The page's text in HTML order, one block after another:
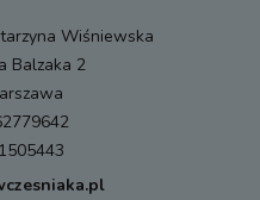
Wiśniewska
Balzaka 2